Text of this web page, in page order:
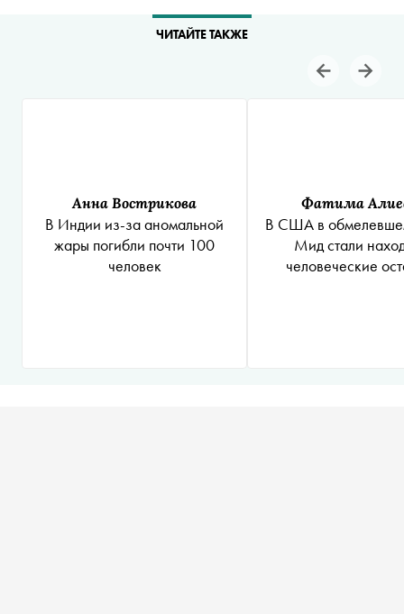
ЧИТАЙТЕ ТАКЖЕ
Анна Вострикова
В Индии из-за аномальной
жары погибли почти 100
человек
Фатима
В США в
Мид стали
человеческие